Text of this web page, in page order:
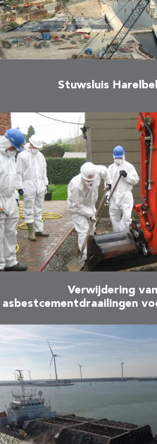
Meer
Stuwsluis
De opdracht omvat
zaken: het ontwerpen
van een nieuwe
vispassage, het
Leie, het vernieuwen van
…
Meer
Verwijdering van
asbestcementdraailingen
De werken bestonden
fases. Fase 1:
asbestverwijdering
ophogingen op
terreinen in Kapelle-op-
Het werk bestond
uit het